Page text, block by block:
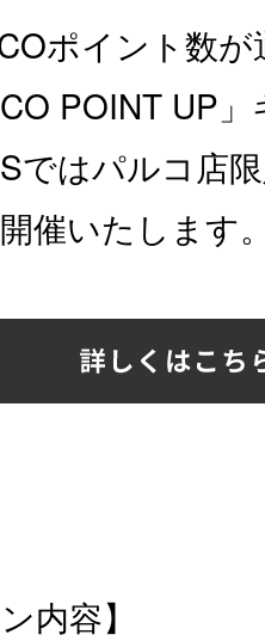
ポイント数
POINT UP
ではパルコ店
催いたします
内容】